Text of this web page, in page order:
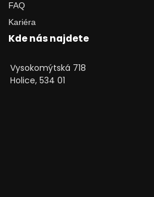
FAQ
Kariéra
Kde nás najdete
Vysokomýtská 718
Holice, 534 01